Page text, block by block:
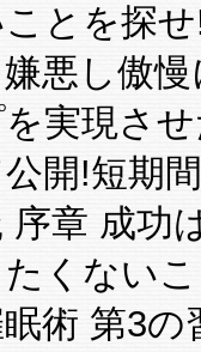
とを探
悪し傲
を実現さ
公開!短期
序章 成功
くない
術 第3